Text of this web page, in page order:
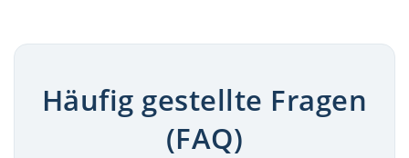
Häufig gestellte Fragen
(FAQ)